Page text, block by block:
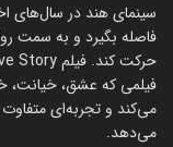
سینمای هند در سال‌های
فاصله بگیرد و به سمت
فیلمی که عشق، خیانت،
می‌کند و تجربه‌ای متفاوت
می‌دهد.